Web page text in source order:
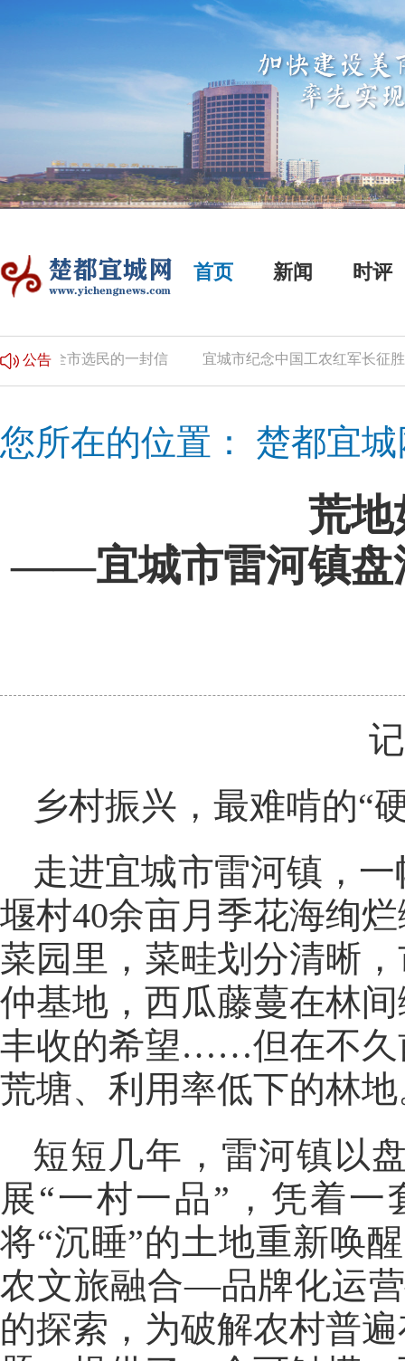
首页 新闻 时评
公告
全市选民的一封信 宜城市纪念中国工农红军长征胜利90
您所在的位置： 楚都宜城
荒地
——宜城市雷河镇盘
乡村振兴，最难啃的“
走进宜城市雷河镇，
堰村40余亩月季花海绚
菜园里，菜畦划分清晰
仲基地，西瓜藤蔓在林
丰收的希望……但在不久
荒塘、利用率低下的林
短短几年，雷河镇以
展“一村一品”，凭着
将“沉睡”的土地重新唤
农文旅融合—品牌化运
的探索，为破解农村普